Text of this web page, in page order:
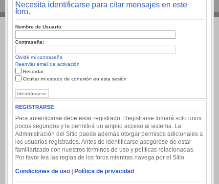
Necesita identificarse para citar mensajes en este
foro.
Nombre de Usuario:
Contraseña:
Olvidé mi contraseña
Reenviar email de activación
Recordar
Ocultar mi estado de conexión en esta sesión
REGISTRARSE
Para autenticarse debe estar registrado. Registrarse tomará solo unos
pocos segundos y le permitirá un amplio acceso al sistema. La
Administración del Sitio puede además otorgar permisos adicionales a
los usuarios registrados. Antes de identificarse asegúrese de estar
familiarizado con nuestros términos de uso y políticas relacionadas.
Por favor lea las reglas de los foros mientras navega por el Sitio.
Condiciones de uso | Política de privacidad